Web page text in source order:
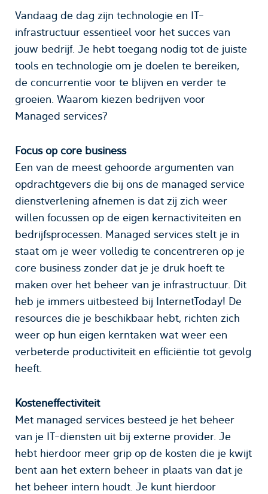
Vandaag de dag zijn technologie en IT-
infrastructuur essentieel voor het succes van
jouw bedrijf. Je hebt toegang nodig tot de juiste
tools en technologie om je doelen te bereiken,
de concurrentie voor te blijven en verder te
groeien. Waarom kiezen bedrijven voor
Managed services?
Focus op core business
Een van de meest gehoorde argumenten van
opdrachtgevers die bij ons de managed service
dienstverlening afnemen is dat zij zich weer
willen focussen op de eigen kernactiviteiten en
bedrijfsprocessen. Managed services stelt je in
staat om je weer volledig te concentreren op je
core business zonder dat je je druk hoeft te
maken over het beheer van je infrastructuur. Dit
heb je immers uitbesteed bij InternetToday! De
resources die je beschikbaar hebt, richten zich
weer op hun eigen kerntaken wat weer een
verbeterde productiviteit en efficiëntie tot gevolg
heeft.
Kosteneffectiviteit
Met managed services besteed je het beheer
van je IT-diensten uit bij externe provider. Je
hebt hierdoor meer grip op de kosten die je kwijt
bent aan het extern beheer in plaats van dat je
het beheer intern houdt. Je kunt hierdoor